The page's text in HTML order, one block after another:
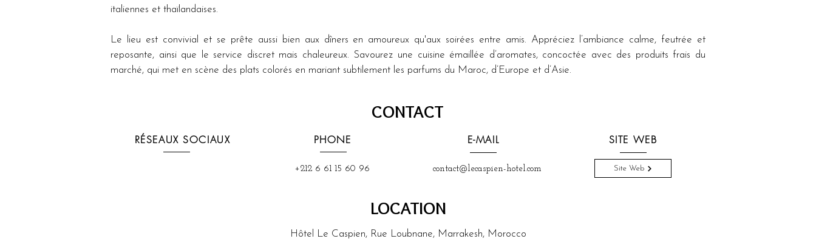
italiennes et thaïlandaises.
Le lieu est convivial et se prête aussi bien aux dîners en amoureux qu'aux soirées entre amis. Appréciez l’ambiance calme, feutrée et
reposante, ainsi que le service discret mais chaleureux. Savourez une cuisine émaillée d’aromates, concoctée avec des produits frais du
marché, qui met en scène des plats colorés en mariant subtilement les parfums du Maroc, d’Europe et d’Asie.
CONTACT
RÉSEAUX SOCIAUX PHONE
+212 6 61 15 60 96
E-MAIL SITE WEB
contact@lecaspien-hotel.com Site Web
LOCATION
Hôtel Le Caspien, Rue Loubnane, Marrakesh, Morocco